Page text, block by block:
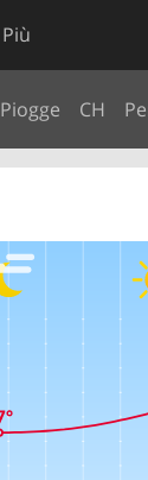
Più
Piogge CH
Ricerca Web